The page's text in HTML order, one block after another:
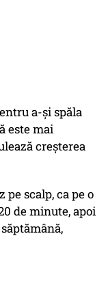
a-și spăla
este mai
creșterea
pe scalp, ca pe o
de minute, apoi